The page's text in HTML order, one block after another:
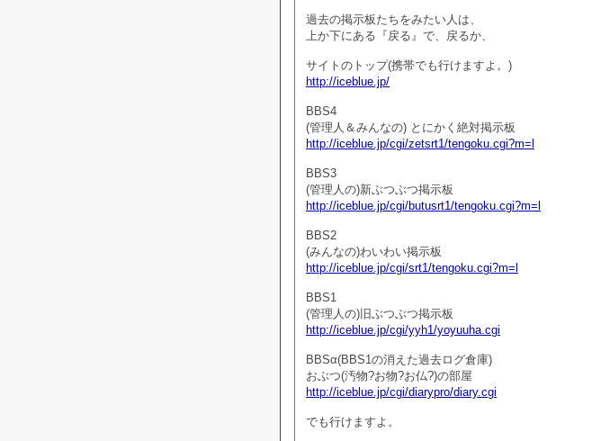
過去の掲示板たちをみたい人は、
上か下にある『戻る』で、戻るか、
サイトのトップ(携帯でも行けますよ。)
http://iceblue.jp/
BBS4
(管理人＆みんなの) とにかく絶対掲示板
http://iceblue.jp/cgi/zetsrt1/tengoku.cgi?m=l
BBS3
(管理人の)新ぶつぶつ掲示板
http://iceblue.jp/cgi/butusrt1/tengoku.cgi?m=l
BBS2
(みんなの)わいわい掲示板
http://iceblue.jp/cgi/srt1/tengoku.cgi?m=l
BBS1
(管理人の)旧ぶつぶつ掲示板
http://iceblue.jp/cgi/yyh1/yoyuuha.cgi
BBSα(BBS1の消えた過去ログ倉庫)
おぶつ(汚物?お物?お仏?)の部屋
http://iceblue.jp/cgi/diarypro/diary.cgi
でも行けますよ。